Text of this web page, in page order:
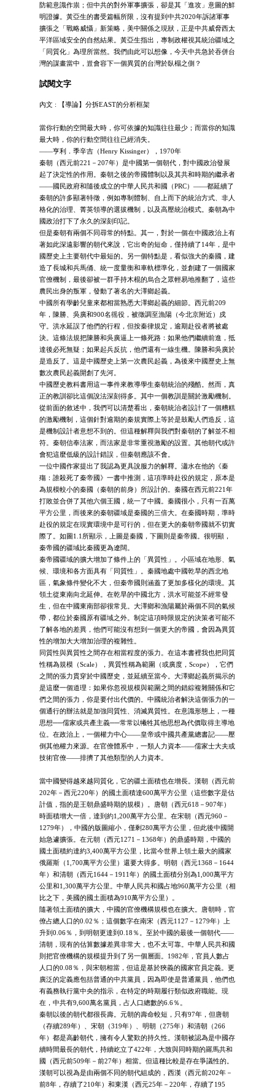
防範意識作祟；但中共的對外軍事擴張，卻是其「進攻」意圖的鮮
明證據。黃亞生的書受篇幅所限，沒有提到中共2020年訴諸軍事
擴張之「戰略威懾」新策略，美中關係之現狀，正是中共威脅西太
平洋區域安全的自然結果。黃亞生指出，專制政權視其統治疆域之
「同質化」為理所當然。我們由此可以想像，今天中共急於吞併台
灣的謀畫當中，豈會容下一個異質的台灣於臥榻之側？
試閱文字
內文 : 【導論】分拆EAST的分析框架
當你行動的空間最大時，你可依據的知識往往最少；而當你的知識
最大時，你的行動空間往往已經消失。
——亨利．季辛吉（Henry Kissinger），1970年
秦朝（西元前221－207年）是中國第一個朝代，對中國政治發展
起了決定性的作用。秦朝之後的帝國體制以及其共和時期的繼承者
——國民政府和隨後成立的中華人民共和國（PRC）——都延續了
秦朝的許多顯著特徵，例如專制體制、自上而下的統治方式、非人
格化的治理、菁英領導的選拔機制，以及高壓統治模式。秦朝為中
國政治打下了永久的深刻印記。
但是秦朝有兩個不同尋常的特點。其一，對於一個在中國政治上有
著如此深遠影響的朝代來說，它出奇的短命，僅持續了14年，是中
國歷史上主要朝代中最短的。另一個特點是，看似強大的秦國，建
造了長城和兵馬俑、統一度量衡和車軌標準化，並創建了一個國家
官僚機制，最後卻被一群手持木棍的烏合之眾輕易地推翻了，這些
農民出身的叛軍，發動了著名的大澤鄉起義。
中國所有學齡兒童來都相當熟悉大澤鄉起義的細節。西元前209
年，陳勝、吳廣和900名徭役，被徵調至漁陽（今北京附近）戍
守。洪水延誤了他們的行程，但按秦律規定，逾期赴役者將被處
決。這條法規把陳勝和吳廣逼上一條死路：如果他們繼續前進，抵
達後必死無疑；如果起兵反抗，他們還有一線生機。陳勝和吳廣於
是造反了。這是中國歷史上第一次農民起義，為後來中國歷史上無
數次農民起義開創了先河。
中國歷史教科書用這一事件來教導學生秦朝統治的殘酷。然而，真
正的教訓卻比這個說法深刻得多。其中一個教訓是關於激勵機制。
從前面的敘述中，我們可以清楚看出，秦朝統治者設計了一個糟糕
的激勵機制，這個針對逾期的秦規實際上等於是鼓勵人們造反，這
是機制設計者意想不到的。但這種解釋與我們對秦朝的了解並不相
符。秦朝信奉法家，而法家是非常重視激勵的設置。其他朝代或許
會犯這麼低級的設計錯誤，但秦朝應該不會。
一位中國作家提出了我認為更具說服力的解釋。瀟水在他的《秦
殤：誰殺死了秦帝國》一書中推測，這項準時赴役的規定，原本是
為規模較小的秦國（秦朝的前身）所設計的。秦國在西元前221年
打敗並合併了其他六個王國，統一了中國。秦國很小，只有一百萬
平方公里，而後來的秦朝疆域是秦國的三倍大。在秦國時期，準時
赴役的規定在現實環境中是可行的，但在更大的秦朝帝國就不切實
際了。如圖1.1所顯示，上圖是秦國，下圖則是秦帝國。很明顯，
秦帝國的疆域比秦國更為遼闊。
秦帝國疆域的擴大增加了條件上的「異質性」。小區域在地形、氣
候、環境和各方面具有「同質性」。秦國地處中國乾旱的西北地
區，氣象條件變化不大，但秦帝國則涵蓋了更加多樣化的環境。其
領土從東南向北延伸。在乾旱的中國北方，洪水可能並不經常發
生，但在中國東南部卻很常見。大澤鄉和漁陽屬於兩個不同的氣候
帶，都位於秦國原有疆域之外。制定這項時限規定的決策者可能不
了解各地的差異，他們可能沒有想到一個更大的帝國，會因為異質
性的增加大大增加治理的複雜性。
同質性與異質性之間存在相當程度的張力。在這本書裡我也把同質
性稱為規模（Scale），異質性稱為範圍（或廣度，Scope），它們
之間的張力貫穿於中國歷史，並延續至當今。大澤鄉起義所揭示的
是這麼一個道理：如果你忽視規模與範圍之間的錯綜複雜關係和它
們之間的張力，你是要付出代價的。中國統治者解決這個張力的一
個通行的辦法就是加強同質性、消滅異質性。在意識形態上，一種
思想──儒家或共產主義──常常以犧牲其他思想為代價取得主導地
位。在政治上，一個權力中心——皇帝或中國共產黨總書記——壓
倒其他權力來源。在官僚體系中，一類人力資本——儒家士大夫或
技術官僚——排擠了其他類型的人力資本。
當中國變得越來越同質化，它的疆土面積也在增長。漢朝（西元前
202年－西元220年）的國土面積達600萬平方公里（這些數字是估
計值，指的是王朝鼎盛時期的規模）。唐朝（西元618－907年）
時面積增大一倍，達到約1,200萬平方公里。在宋朝（西元960－
1279年），中國的版圖縮小，僅剩280萬平方公里，但此後中國開
始急遽擴張。在元朝（西元1271－1368年）的鼎盛時期，中國的
國土面積約達約3,400萬平方公里，比當今世界上領土最大的國家
俄羅斯（1,700萬平方公里）還要大得多。明朝（西元1368－1644
年）和清朝（西元1644－1911年）的國土面積分別為1,000萬平方
公里和1,300萬平方公里。中華人民共和國占地960萬平方公里（相
比之下，美國的國土面積為910萬平方公里）。
隨著領土面積的擴大，中國的官僚機構規模也在擴大。唐朝時，官
僚占總人口的0.02％；這個數字在南宋（西元1127－1279年）上
升到0.06％，到明朝更達到0.18％。至於中國的最後一個朝代——
清朝，現有的估算數據差異非常大，也不太可靠。中華人民共和國
則把官僚機構的規模提升到了另一個層面。1982年，官員人數占
人口的0.08％，與宋朝相當，但這是基於狹義的國家官員定義。更
廣泛的定義應包括普通的中共黨員，因為即使是普通黨員，他們也
有義務執行黨中央的指示，在特定的時期履行類似政府職能。現
在，中共有9,600萬名黨員，占人口總數的6.6％。
秦朝以後的朝代都很長壽。元朝的壽命較短，只有97年，但唐朝
（存續289年）、宋朝（319年）、明朝（275年）和清朝（266
年）都是高齡朝代，擁有令人驚歎的持久性。漢朝被認為是中國存
續時間最長的朝代，持續屹立了422年，大致與同時期的羅馬共和
國（西元前509年－前27年）相當。但這種比較是存在爭議性的。
漢朝可以視為是由兩個不同的朝代組成的，西漢（西元前202年－
前8年，存續了210年）和東漢（西元25年－220年，存續了195